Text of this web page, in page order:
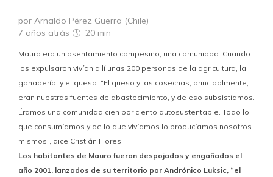
por Arnaldo Pérez Guerra (Chile)
7 años atrás
20 min
Mauro era un asentamiento campesino, una comunidad. Cuando
los expulsaron vivían allí unas 200 personas de la agricultura, la
ganadería, y el queso. “El queso y las cosechas, principalmente,
eran nuestras fuentes de abastecimiento, y de eso subsistíamos.
Éramos una comunidad cien por ciento autosustentable. Todo lo
que consumíamos y de lo que vivíamos lo producíamos nosotros
mismos”, dice Cristián Flores.
Los habitantes de Mauro fueron despojados y engañados el
año 2001, lanzados de su territorio por Andrónico Luksic, “el